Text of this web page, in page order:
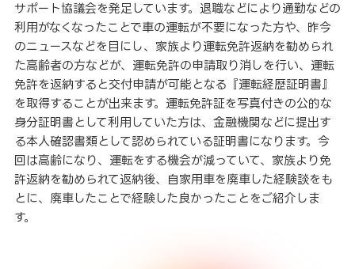
サポート協議会を発足しています。退職などにより通勤などの
利用がなくなったことで車の運転が不要になった方や、昨今
のニュースなどを目にし、家族より運転免許返納を勧められ
た高齢者の方などが、運転免許の申請取り消しを行い、運転
免許を返納すると交付申請が可能となる『運転経歴証明書』
を取得することが出来ます。運転免許証を写真付きの公的な
身分証明書として利用していた方は、金融機関などに提出す
る本人確認書類として認められている証明書になります。今
回は高齢になり、運転をする機会が減っていて、家族より免
許返納を勧められて返納後、自家用車を廃車した経験談をも
とに、廃車したことで経験した良かったことをご紹介しま
す。